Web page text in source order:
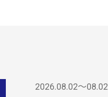
2026.08.02〜08.02